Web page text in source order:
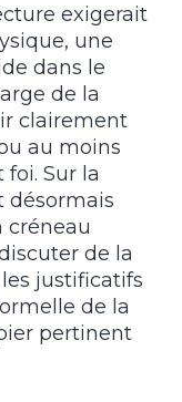
exigerait
une
dans le
de la
clairement
au moins
Sur la
désormais
créneau
de la
justificatifs
de la
pertinent